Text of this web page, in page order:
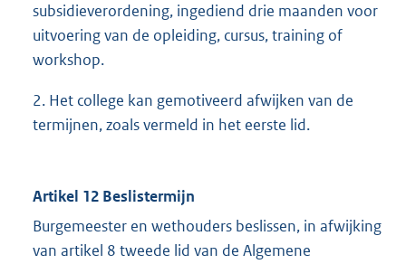
subsidieverordening, ingediend drie maanden voor
uitvoering van de opleiding, cursus, training of
workshop.
2. Het college kan gemotiveerd afwijken van de
termijnen, zoals vermeld in het eerste lid.
Artikel 12 Beslistermijn
Burgemeester en wethouders beslissen, in afwijking
van artikel 8 tweede lid van de Algemene